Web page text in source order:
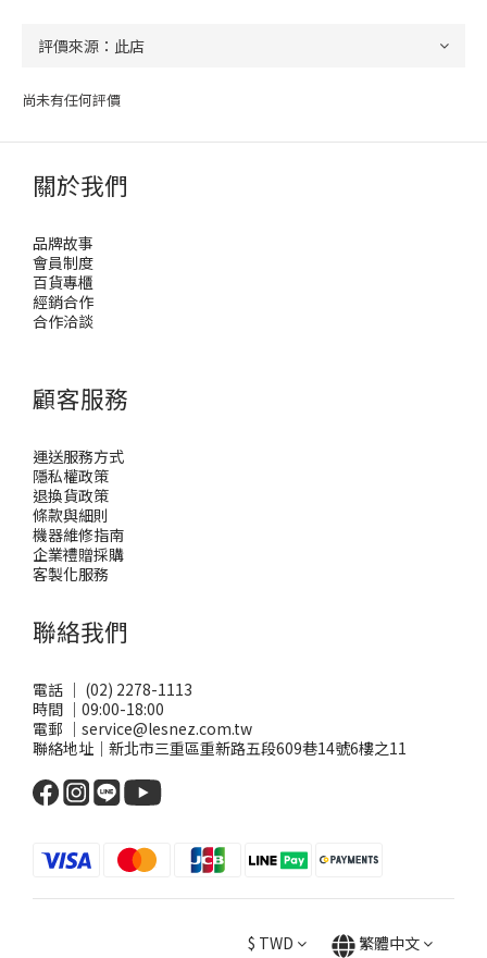
尚未有任何評價
關於我們
品牌故事
會員制度
百貨專櫃
經銷合作
合作洽談
顧客服務
運送服務方式
隱私權政策
退換貨政策
條款與細則
機器維修指南
企業禮贈採購
客製化服務
聯絡我們
電話 ｜ (02) 2278-1113
時間 ｜09:00-18:00
電郵 ｜service@lesnez.com.tw
聯絡地址｜新北市三重區重新路五段609巷14號6樓之11
$ TWD 繁體中文